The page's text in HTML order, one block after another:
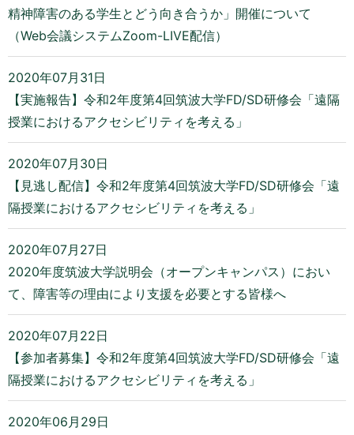
精神障害のある学生とどう向き合うか」開催について
（Web会議システムZoom-LIVE配信）
2020年07月31日
【実施報告】令和2年度第4回筑波大学FD/SD研修会「遠隔
授業におけるアクセシビリティを考える」
2020年07月30日
【見逃し配信】令和2年度第4回筑波大学FD/SD研修会「遠
隔授業におけるアクセシビリティを考える」
2020年07月27日
2020年度筑波大学説明会（オープンキャンパス）におい
て、障害等の理由により支援を必要とする皆様へ
2020年07月22日
【参加者募集】令和2年度第4回筑波大学FD/SD研修会「遠
隔授業におけるアクセシビリティを考える」
2020年06月29日